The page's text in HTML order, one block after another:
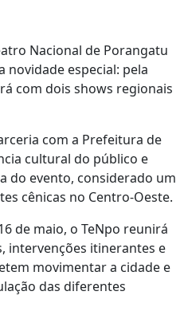
Nacional de Porangatu
novidade especial: pela
com dois shows regionais
com a Prefeitura de
cultural do público e
do evento, considerado um
cênicas no Centro-Oeste.
de maio, o TeNpo reunirá
intervenções itinerantes e
movimentar a cidade e
das diferentes